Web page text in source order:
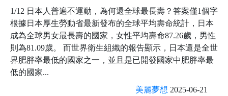
1/12 日本人普遍不運動，為何還全球最長壽？答案僅1個字
根據日本厚生勞動省最新發布的全球平均壽命統計，日本
成為全球男女最長壽的國家，女性平均壽命87.26歲，男性
則為81.09歲。 而世界衛生組織的報告顯示，日本還是全世
界肥胖率最低的國家之一，並且是已開發國家中肥胖率最
低的國家...
美麗夢想 2025-06-21